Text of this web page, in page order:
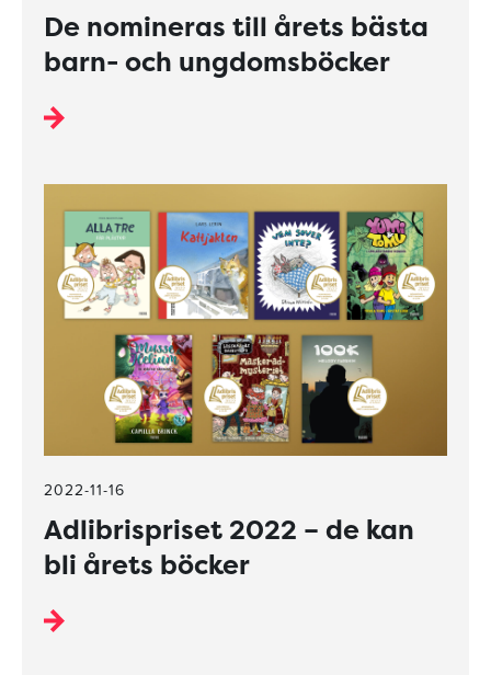
De nomineras till årets bästa
barn- och ungdomsböcker
2022-11-16
Adlibrispriset 2022 – de kan
bli årets böcker